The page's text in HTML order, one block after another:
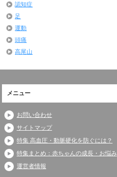
認知症
足
運動
頭痛
高尾山
メニュー
お問い合わせ
サイトマップ
特集 高血圧・動脈硬化を防ぐには？
特集まとめ：赤ちゃんの成長・お悩み
運営者情報